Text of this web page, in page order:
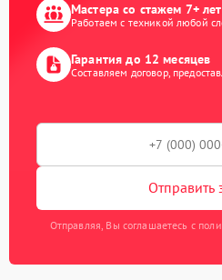
Мастера со стажем 7+ лет
Работаем с техникой любой
Гарантия до 12 месяцев
Составляем договор,
Отправить
Отправляя, Вы соглашаетесь с